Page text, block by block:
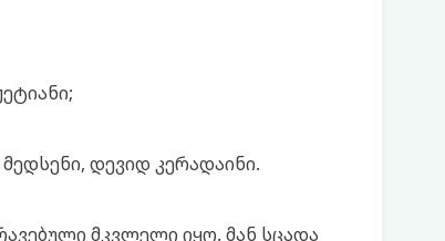
დევიდ კერადაინი.
მკვლელი იყო. მან სცადა